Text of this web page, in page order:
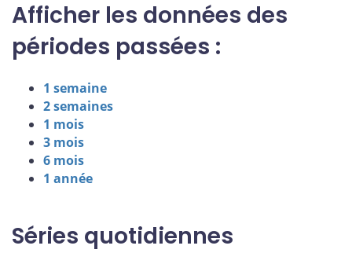
Afficher les données des
périodes passées :
1 semaine
2 semaines
1 mois
3 mois
6 mois
1 année
Séries quotidiennes